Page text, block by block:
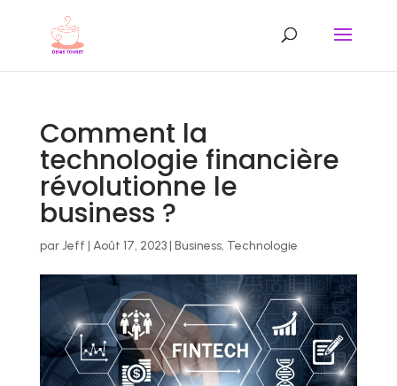
Comment la
technologie financière
révolutionne le
business ?
parJeff | Août 17, 2023| Business, Technologie